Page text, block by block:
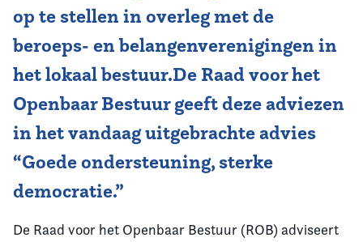
op te stellen in overleg met de
beroeps- en belangenverenigingen in
het lokaal bestuur.De Raad voor het
Openbaar Bestuur geeft deze adviezen
in het vandaag uitgebrachte advies
“Goede ondersteuning, sterke
democratie.”
De Raad voor het Openbaar Bestuur (ROB) adviseert